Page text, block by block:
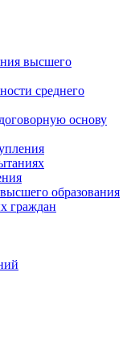
высшего
среднего
основу
образования
граждан